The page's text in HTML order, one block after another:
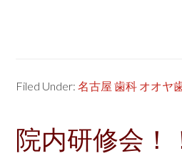
Filed Under:名古屋 歯科 オオヤ
院内研修会！